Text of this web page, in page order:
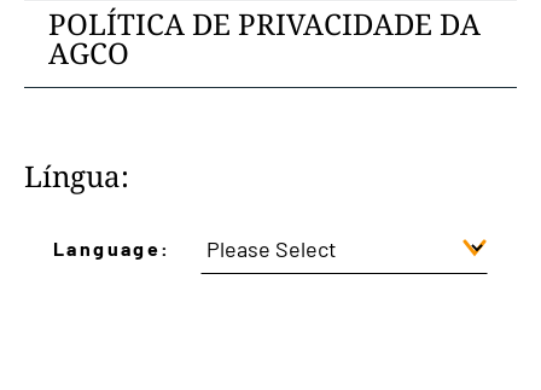
POLÍTICA DE PRIVACIDADE DA
AGCO
Língua:
Language: